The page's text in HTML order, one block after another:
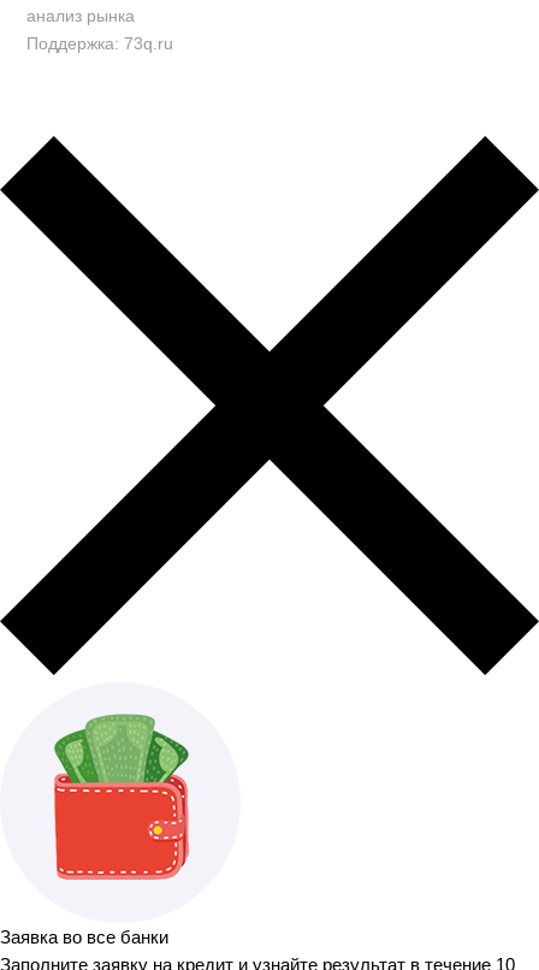
анализ рынка
Поддержка: 73q.ru
Заявка во все банки
Заполните заявку на кредит и узнайте результат в течение 10